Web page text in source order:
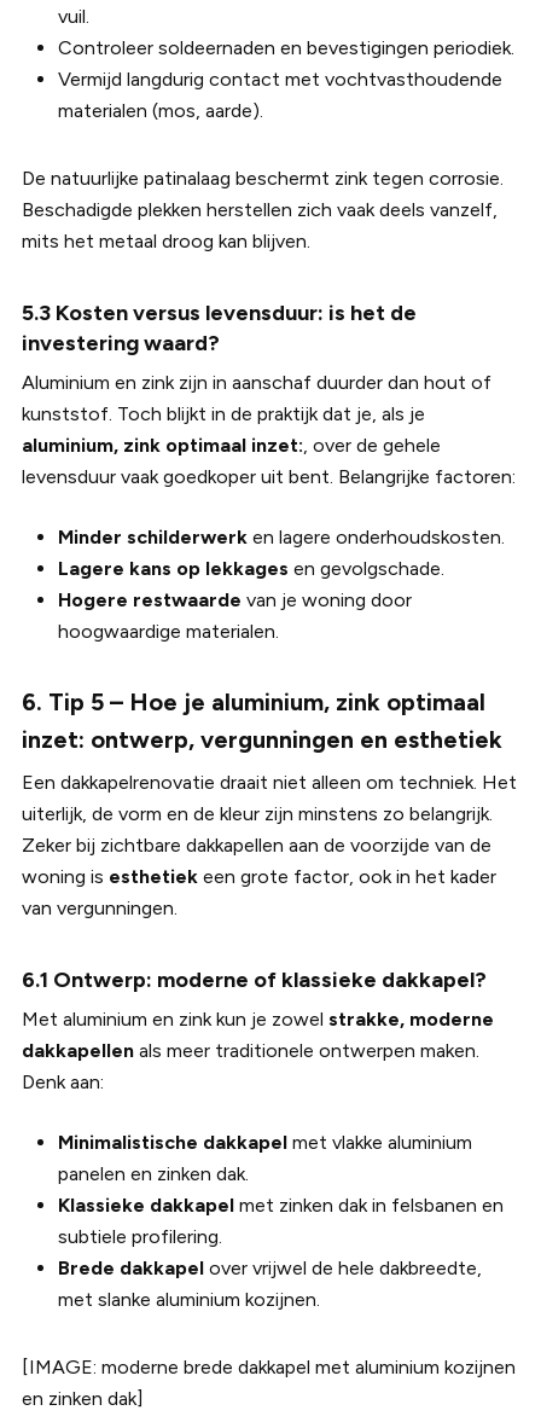
vuil.
Controleer soldeernaden en bevestigingen periodiek.
Vermijd langdurig contact met vochtvasthoudende
materialen (mos, aarde).
De natuurlijke patinalaag beschermt zink tegen corrosie.
Beschadigde plekken herstellen zich vaak deels vanzelf,
mits het metaal droog kan blijven.
5.3 Kosten versus levensduur: is het de
investering waard?
Aluminium en zink zijn in aanschaf duurder dan hout of
kunststof. Toch blijkt in de praktijk dat je, als je
aluminium, zink optimaal inzet:, over de gehele
levensduur vaak goedkoper uit bent. Belangrijke factoren:
Minder schilderwerken lagere onderhoudskosten.
Lagere kans op lekkages en gevolgschade.
Hogere restwaarde van je woning door
hoogwaardige materialen.
6. Tip 5 – Hoe je aluminium, zink optimaal
inzet: ontwerp, vergunningen en esthetiek
Een dakkapelrenovatie draait niet alleen om techniek. Het
uiterlijk, de vorm en de kleur zijn minstens zo belangrijk.
Zeker bij zichtbare dakkapellen aan de voorzijde van de
woning is esthetiekeen grote factor, ook in het kader
van vergunningen.
6.1 Ontwerp: moderne of klassieke dakkapel?
Met aluminium en zink kun je zowel strakke, moderne
dakkapellenals meer traditionele ontwerpen maken.
Denk aan:
Minimalistische dakkapelmet vlakke aluminium
panelen en zinken dak.
Klassieke dakkapelmet zinken dak in felsbanen en
subtiele profilering.
Brede dakkapelover vrijwel de hele dakbreedte,
met slanke aluminium kozijnen.
[IMAGE: moderne brede dakkapel met aluminium kozijnen
en zinken dak]